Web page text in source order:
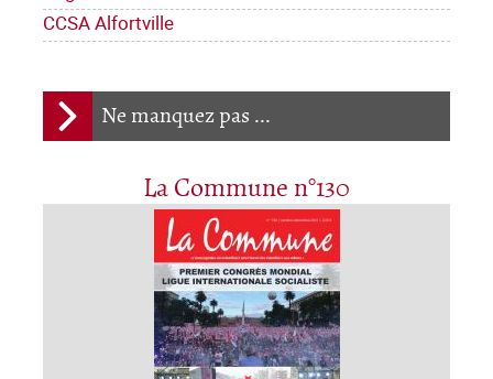
CCSA Alfortville
Ne manquez pas ...
La Commune n°130